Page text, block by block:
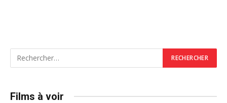
Films à voir